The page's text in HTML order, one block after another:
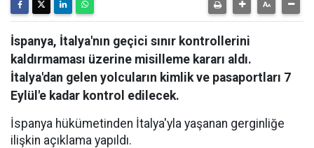
İspanya, İtalya'nın geçici sınır kontrollerini
kaldırmaması üzerine misilleme kararı aldı.
İtalya'dan gelen yolcuların kimlik ve pasaportları 7
Eylül'e kadar kontrol edilecek.
İspanya hükümetinden İtalya'yla yaşanan gerginliğe
ilişkin açıklama yapıldı.